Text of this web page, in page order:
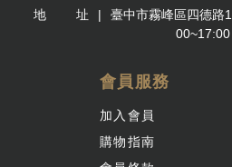
地 址
臺中市霧峰區四德路
00~17:00
會員服務
加入會員
購物指南